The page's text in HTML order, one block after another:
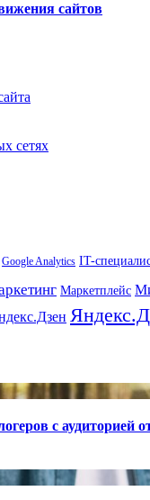
сайтов
сетях
Google Analytics IT-
Маркетплейс
с аудиторией